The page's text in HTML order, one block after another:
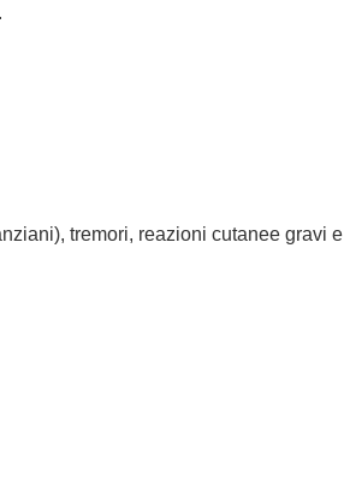
tremori, reazioni cutanee gravi e